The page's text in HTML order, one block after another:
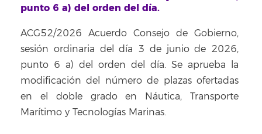
punto 6 a) del orden del día.
ACG52/2026 Acuerdo Consejo de Gobierno,
sesión ordinaria del día 3 de junio de 2026,
punto 6 a) del orden del día. Se aprueba la
modificación del número de plazas ofertadas
en el doble grado en Náutica, Transporte
Marítimo y Tecnologías Marinas.